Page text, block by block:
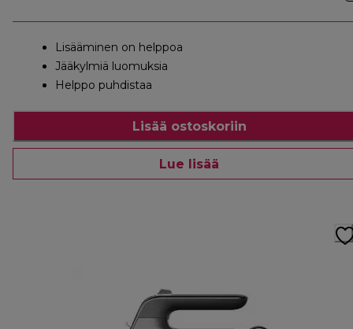
Lisääminen on helppoa
Jääkylmiä luomuksia
Helppo puhdistaa
Lisää ostoskoriin
Lue lisää